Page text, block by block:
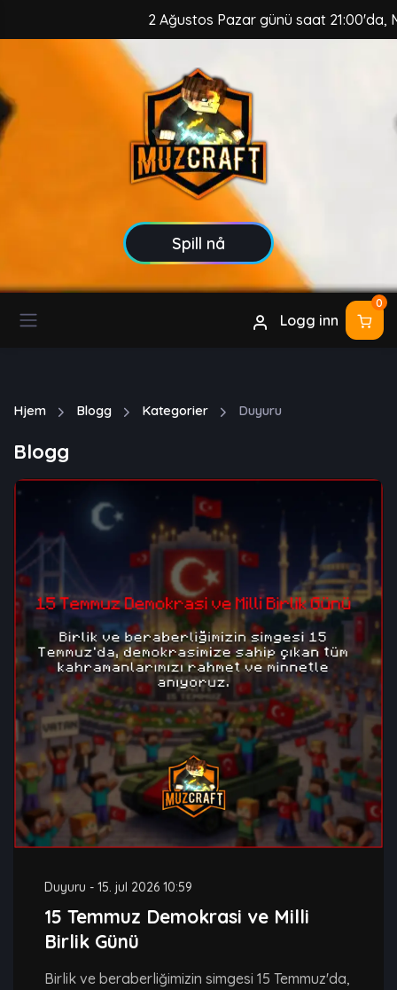
2 Ağustos Pazar günü saat 21:00'da,
Spill nå
Logg inn
0
Hjem Blogg Kategorier Duyuru
Blogg
Duyuru - 15. jul 2026 10:59
15 Temmuz Demokrasi ve Milli
Birlik Günü
Birlik ve beraberliğimizin simgesi 15 Temmuz'da,